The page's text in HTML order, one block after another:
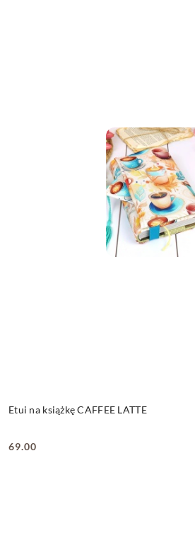
Etui na książkę CAFFEE LATTE
Cena:
69.00